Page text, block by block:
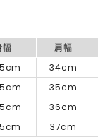
幅 肩幅
34cm
35cm
36cm
37cm